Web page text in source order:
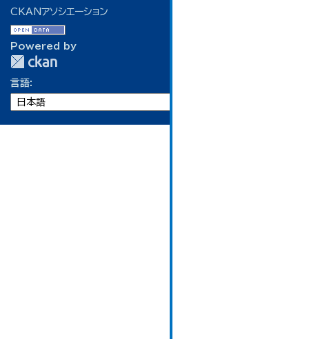
CKANアソシエーション
Powered by
言語